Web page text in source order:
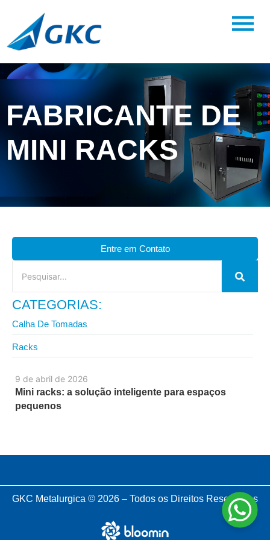
FABRICANTE DE
MINI RACKS
9 de abril de 2026
Mini racks: a solução inteligente para espaços
pequenos
Entre em Contato
CATEGORIAS:
Calha De Tomadas
Racks
GKC Metalurgica © 2026 – Todos os Direitos Reservados